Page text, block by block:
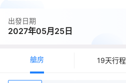
出發日期
2027年05月25日
艙房 19天行程